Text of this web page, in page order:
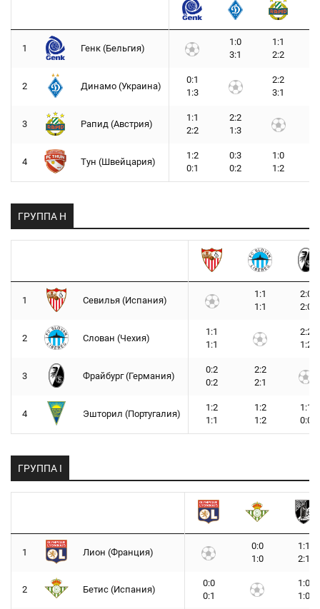
1 Генк (Бельгия)
1:0
3:1
1:1
2:2
2 Динамо (Украина)
0:1
1:3
2:2
3:1
3 Рапид (Австрия)
1:1
2:2
2:2
1:3
4 Тун (Швейцария)
1:2
0:1
0:3
0:2
1:0
1:2
ГРУППА H
1 Севилья (Испания)
1:1
1:1
2:0
2:0
2 Слован (Чехия)
1:1
1:1
2:2
1:2
3 Фрайбург (Германия)
0:2
0:2
2:2
2:1
4 Эшторил (Португалия)
1:2
1:1
1:2
1:2
1:1
0:0
ГРУППА I
1 Лион (Франция)
0:0
1:0
1:1
2:1
2 Бетис (Испания)
0:0
0:1
1:0
1:0